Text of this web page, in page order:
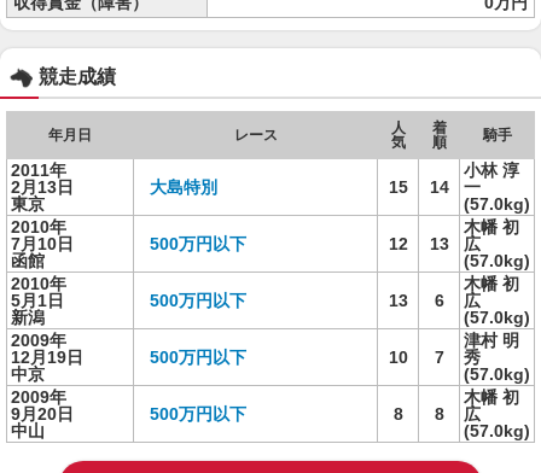
競走成績
年月日 レース
人
気
着
順
騎手
2011年
2月13日
東京
大島特別 15 14
小林 淳
一
(57.0kg)
2010年
7月10日
函館
500万円以下 12 13
木幡 初
広
(57.0kg)
2010年
5月1日
新潟
500万円以下 13 6
木幡 初
広
(57.0kg)
2009年
12月19日
中京
500万円以下 10 7
津村 明
秀
(57.0kg)
2009年
9月20日
中山
500万円以下 8 8
木幡 初
広
(57.0kg)